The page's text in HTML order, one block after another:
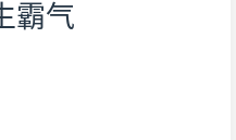
霸气